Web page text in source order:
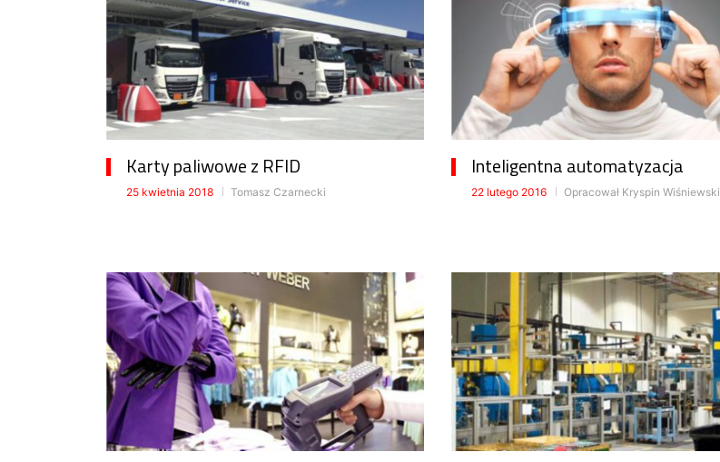
Karty paliwowe z RFID
25 kwietnia 2018 Tomasz Czarnecki
Inteligentna automatyzacja
22 lutego 2016 Opracował Kryspin Wiśniewski